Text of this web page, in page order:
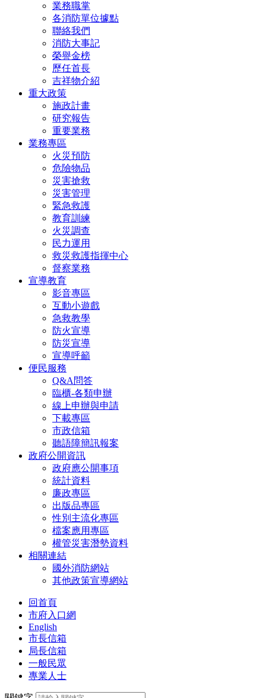
業務職掌
各消防單位據點
聯絡我們
消防大事記
榮譽金榜
歷任首長
吉祥物介紹
重大政策
施政計畫
研究報告
重要業務
業務專區
火災預防
危險物品
災害搶救
災害管理
緊急救護
教育訓練
火災調查
民力運用
救災救護指揮中心
督察業務
宣導教育
影音專區
互動小遊戲
急救教學
防火宣導
防災宣導
宣導呼籲
便民服務
Q&A問答
臨櫃-各類申辦
線上申辦與申請
下載專區
市政信箱
聽語障簡訊報案
政府公開資訊
政府應公開事項
統計資料
廉政專區
出版品專區
性別主流化專區
檔案應用專區
權管災害潛勢資料
相關連結
國外消防網站
其他政策宣導網站
回首頁
市府入口網
English
市長信箱
局長信箱
一般民眾
專業人士